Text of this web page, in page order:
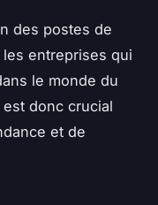
des postes de
entreprises qui
le monde du
donc crucial
et de